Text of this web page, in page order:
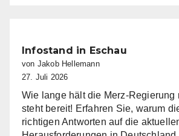
Infostand in Eschau
von Jakob Hellemann
27. Juli 2026
Wie lange hält die Merz-Regierung
steht bereit! Erfahren Sie, warum
richtigen Antworten auf die